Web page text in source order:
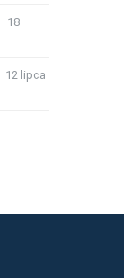
18
12 lipca